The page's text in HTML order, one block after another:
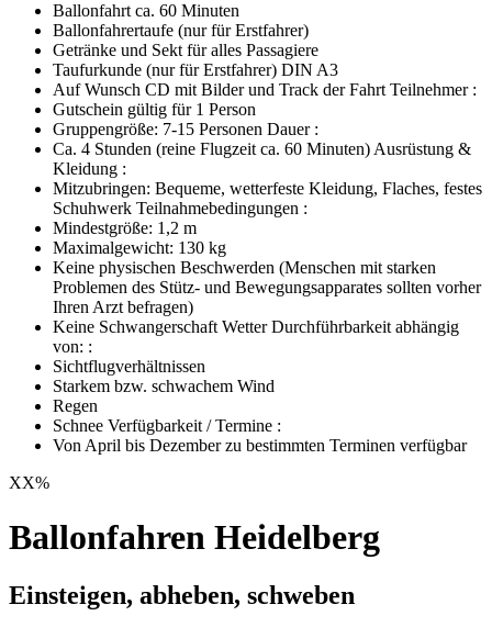
Ballonfahrt ca. 60 Minuten
Ballonfahrertaufe (nur für Erstfahrer)
Getränke und Sekt für alles Passagiere
Taufurkunde (nur für Erstfahrer) DIN A3
Auf Wunsch CD mit Bilder und Track der Fahrt Teilnehmer :
Gutschein gültig für 1 Person
Gruppengröße: 7-15 Personen Dauer :
Ca. 4 Stunden (reine Flugzeit ca. 60 Minuten) Ausrüstung &
Kleidung :
Mitzubringen: Bequeme, wetterfeste Kleidung, Flaches, festes
Schuhwerk Teilnahmebedingungen :
Mindestgröße: 1,2 m
Maximalgewicht: 130 kg
Keine physischen Beschwerden (Menschen mit starken
Problemen des Stütz- und Bewegungsapparates sollten vorher
Ihren Arzt befragen)
Keine Schwangerschaft Wetter Durchführbarkeit abhängig
von: :
Sichtflugverhältnissen
Starkem bzw. schwachem Wind
Regen
Schnee Verfügbarkeit / Termine :
Von April bis Dezember zu bestimmten Terminen verfügbar
XX%
Ballonfahren Heidelberg
Einsteigen, abheben, schweben